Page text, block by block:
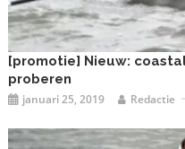
[promotie] Nieuw:
proberen
januari 25, 2019 Redactie